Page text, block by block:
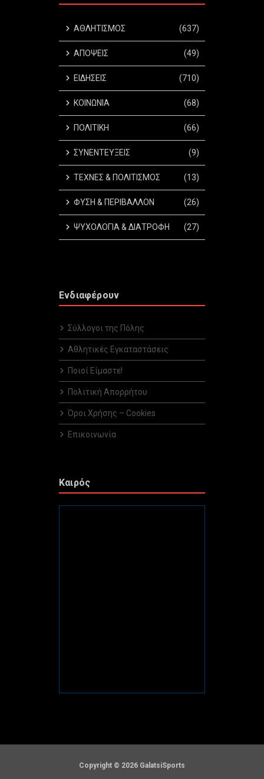
ΑΘΛΗΤΙΣΜΟΣ (637)
ΑΠΟΨΕΙΣ (49)
ΕΙΔΗΣΕΙΣ (710)
ΚΟΙΝΩΝΙΑ (68)
ΠΟΛΙΤΙΚΗ (66)
ΣΥΝΕΝΤΕΥΞΕΙΣ (9)
ΤΕΧΝΕΣ & ΠΟΛΙΤΙΣΜΟΣ (13)
ΦΥΣΗ & ΠΕΡΙΒΑΛΛΟΝ (26)
ΨΥΧΟΛΟΓΙΑ & ΔΙΑΤΡΟΦΗ (27)
Ενδιαφέρουν
Σύλλογοι της Πόλης
Αθλητικές Εγκαταστάσεις
Ποιοί Είμαστε!
Πολιτική Απορρήτου
Όροι Χρήσης – Cookies
Επικοινωνία
Καιρός
Copyright © 2026 GalatsiSports